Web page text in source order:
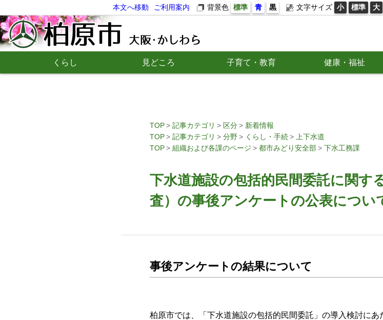
本文へ移動 ご利用案内 背景色 標準 青 黒 文字サイズ 小 標準 大
くらし 見どころ 子育て・教育 健康・福祉
TOP 記事カテゴリ 区分
新着情報
TOP
記事カテゴリ 分野 くらし・手続
上下水道
TOP
組織および各課のページ 都市みどり安全部 下水工務課
下水道施設の包括的民間委託に関す
査）の事後アンケートの公表につい
事後アンケートの結果について
柏原市では、「下水道施設の包括的民間委託」の導入検討に